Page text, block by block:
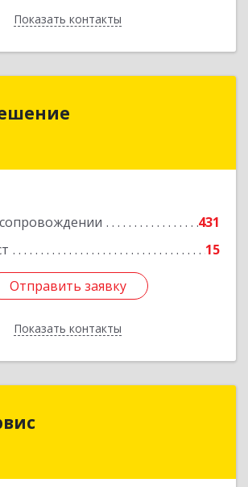
Показать контакты
Назад
431
15
Отправить заявку
Показать контакты
обл, Брянск г, Ульянова ул,
Отправить заявку
Назад